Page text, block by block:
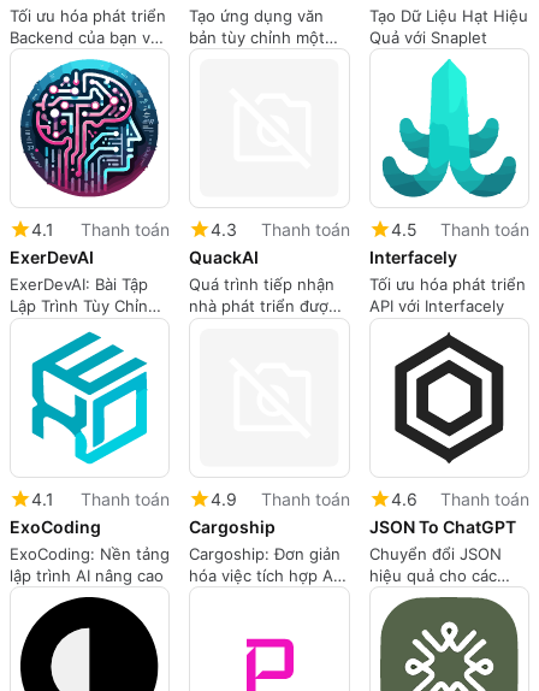
Tối ưu hóa phát triển
Backend của bạn với
Podaki
Tạo ứng dụng văn
bản tùy chỉnh một
cách dễ dàng
Tạo Dữ Liệu Hạt Hiệu
Quả với Snaplet
4.1
Thanh toán
ExerDevAI
ExerDevAI: Bài Tập
Lập Trình Tùy Chỉnh
Trở Nên Dễ Dàng
4.3
Thanh toán
QuackAI
Quá trình tiếp nhận
nhà phát triển được
tinh giản với QuackAI
4.5
Thanh toán
Interfacely
Tối ưu hóa phát triển
API với Interfacely
4.1
Thanh toán
ExoCoding
ExoCoding: Nền tảng
lập trình AI nâng cao
4.9
Thanh toán
Cargoship
Cargoship: Đơn giản
hóa việc tích hợp AI
cho các nhà phát
4.6
Thanh toán
JSON To ChatGPT
Chuyển đổi JSON
hiệu quả cho các
chức năng ChatGPT